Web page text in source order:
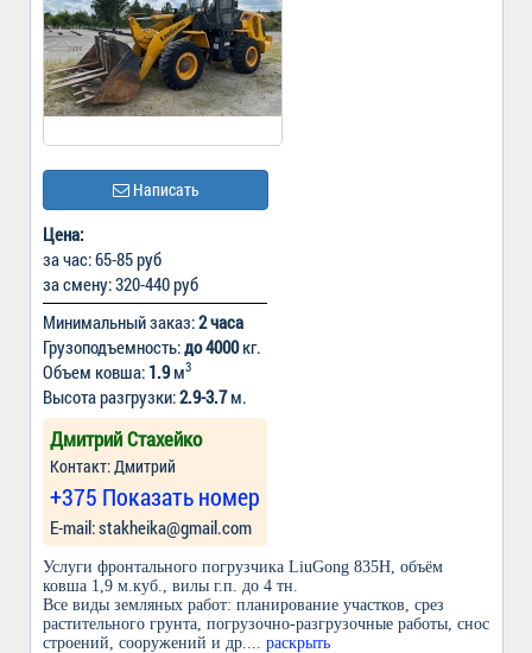
Написать
Цена:
за час: 65-85 руб
за смену: 320-440 руб
Минимальный заказ:2 часа
Грузоподъемность:до 4000кг.
Объем ковша: 1.9м3
Высота разгрузки:2.9-3.7м.
Дмитрий Стахейко
Контакт: Дмитрий
+375 Показать номер
Е-mail: stakheika@gmail.com
Услуги фронтального погрузчика LiuGong 835H, объём
ковша 1,9 м.куб., вилы г.п. до 4 тн.
Все виды земляных работ: планирование участков, срез
растительного грунта, погрузочно-разгрузочные работы, снос
строений, сооружений и др.
... раскрыть